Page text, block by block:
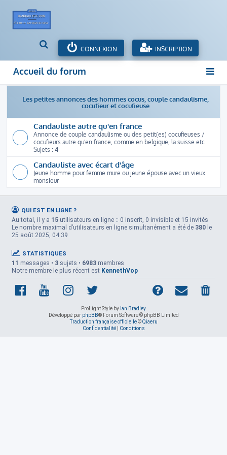
h
e
e
r
CONNEXION INSCRIPTION
Accueil du forum
Les petites annonces des hommes cocus, couple candaulisme,
cocufieur et cocufieuse
Candauliste autre qu'en france
Annonce de couple candaulisme ou des petit(es) cocufieuses /
cocufieurs autre qu'en france, comme en belgique, la suisse etc
Sujets :4
Candauliste avec écart d'âge
Jeune homme pour femme mure ou jeune épouse avec un vieux
monsieur
QUI EST EN LIGNE ?
Au total, il y a 15 utilisateurs en ligne :: 0 inscrit, 0 invisible et 15 invités
Le nombre maximal d’utilisateurs en ligne simultanément a été de 380 le
25 août 2025, 04:39
STATISTIQUES
11 messages • 3 sujets • 6983 membres
Notre membre le plus récent est KennethVop
ProLight Style by Ian Bradley
Développé par phpBB® Forum Software © phpBB Limited
Traduction française officielle©Qiaeru
Confidentialité| Conditions